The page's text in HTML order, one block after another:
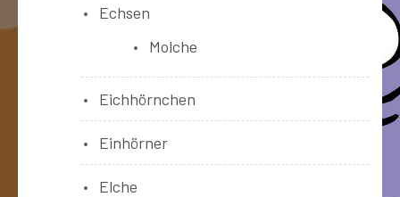
Echsen
Molche
Eichhörnchen
Einhörner
Elche